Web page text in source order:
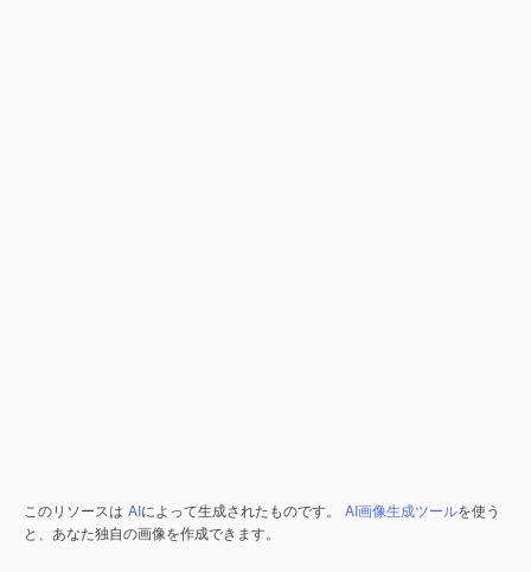
このリソースは AIによって生成されたものです。 AI画像生成ツールを使う
と、あなた独自の画像を作成できます。